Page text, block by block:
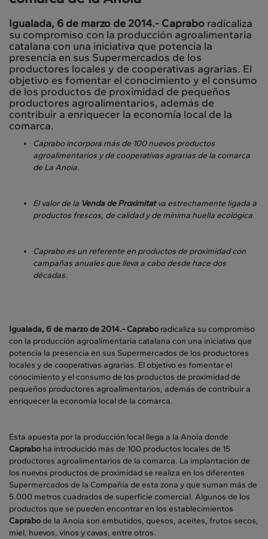
Igualada, 6 de marzo de 2014.- Caprabo radicaliza
su compromiso con la producción agroalimentaria
catalana con una iniciativa que potencia la
presencia en sus Supermercados de los
productores locales y de cooperativas agrarias. El
objetivo es fomentar el conocimiento y el consumo
de los productos de proximidad de pequeños
productores agroalimentarios, además de
contribuir a enriquecer la economía local de la
comarca.
Caprabo incorpora más de 100 nuevos productos
agroalimentarios y de cooperativas agrarias de la comarca
de La Anoia.
El valor de la Venda de Proximitatva estrechamente ligada a
productos frescos, de calidad y de mínima huella ecológica.
Caprabo es un referente en productos de proximidad con
campañas anuales que lleva a cabo desde hace dos
décadas.
Igualada, 6 de marzo de 2014.- Caprabo radicaliza su compromiso
con la producción agroalimentaria catalana con una iniciativa que
potencia la presencia en sus Supermercados de los productores
locales y de cooperativas agrarias. El objetivo es fomentar el
conocimiento y el consumo de los productos de proximidad de
pequeños productores agroalimentarios, además de contribuir a
enriquecer la economía local de la comarca.
Esta apuesta por la producción local llega a la Anoia donde
Caprabo ha introducido más de 100 productos locales de 15
productores agroalimentarios de la comarca. La implantación de
los nuevos productos de proximidad se realiza en los diferentes
Supermercados de la Compañía de esta zona y que suman más de
5.000 metros cuadrados de superficie comercial. Algunos de los
productos que se pueden encontrar en los establecimientos
Caprabode la Anoia son embutidos, quesos, aceites, frutos secos,
miel, huevos, vinos y cavas, entre otros.